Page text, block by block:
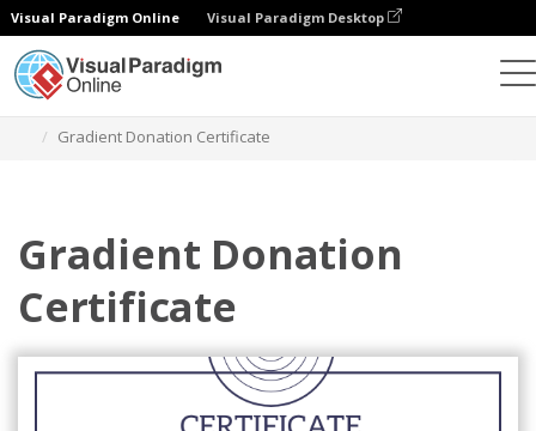
Visual Paradigm Online Visual Paradigm Desktop
Gradient Donation Certificate
Gradient Donation
Certificate